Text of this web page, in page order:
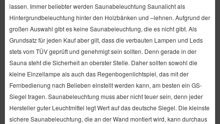
lassen. Immer beliebter werden Saunabeleuchtung Saunalicht als
Hintergrundbeleuchtung hinter den Holzbänken und –lehnen. Aufgrund der
großen Auswahl gibt es keine Saunabeleuchtung, die es nicht gibt. Als
Grundsatz für jeden Kauf aber gilt, dass die verbauten Lampen und Leds
stets vom TÜV geprüft und genehmigt sein sollten. Denn gerade in der
Sauna steht die Sicherheit an oberster Stelle. Daher sollten sowohl die
kleine Einzellampe als auch das Regenbogenlichtspiel, das mit der
Fernbedienung nach Belieben einstellt werden kann, am besten ein GS-
Siegel tragen. Saunabeleuchtung muss aber nicht teuer sein, denn jeder
Hersteller guter Leuchtmittel legt Wert auf das deutsche Siegel. Die kleinste
sichere Saunabeleuchtung, die an der Wand montiert wird, kann durchaus